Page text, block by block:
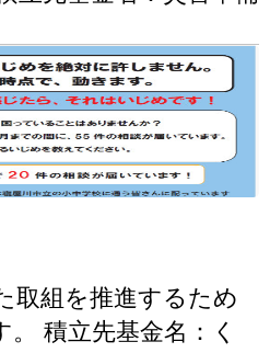
取組を推進するため
積立先基金名：く